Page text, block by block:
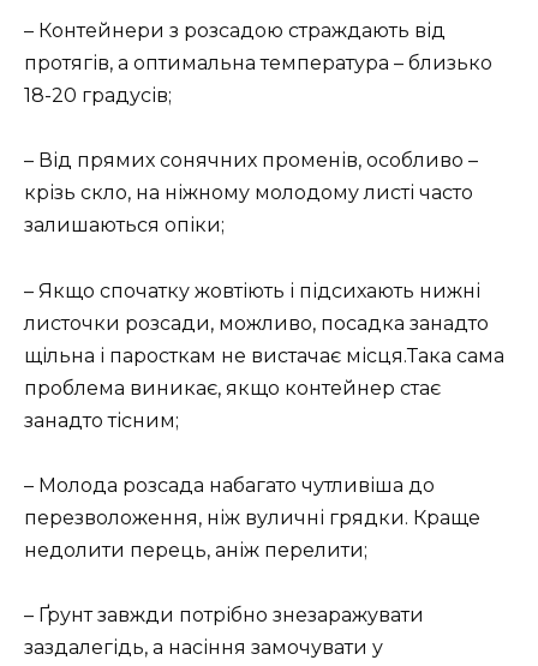
– Контейнери з розсадою страждають від
протягів, а оптимальна температура – близько
18-20 градусів;
– Від прямих сонячних променів, особливо –
крізь скло, на ніжному молодому листі часто
залишаються опіки;
– Якщо спочатку жовтіють і підсихають нижні
листочки розсади, можливо, посадка занадто
щільна і паросткам не вистачає місця.Така сама
проблема виникає, якщо контейнер стає
занадто тісним;
– Молода розсада набагато чутливіша до
перезволоження, ніж вуличні грядки. Краще
недолити перець, аніж перелити;
– Ґрунт завжди потрібно знезаражувати
заздалегідь, а насіння замочувати у